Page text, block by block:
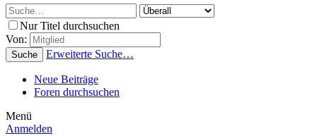
Nur Titel durchsuchen
Von:
Suche Erweiterte Suche…
Neue Beiträge
Foren durchsuchen
Menü
Anmelden